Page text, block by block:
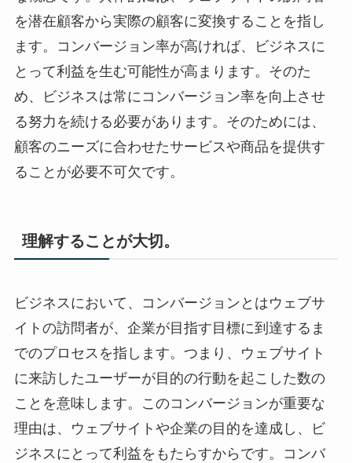
を潜在顧客から実際の顧客に変換することを指し
ます。コンバージョン率が高ければ、ビジネスに
とって利益を生む可能性が高まります。そのた
め、ビジネスは常にコンバージョン率を向上させ
る努力を続ける必要があります。そのためには、
顧客のニーズに合わせたサービスや商品を提供す
ることが必要不可欠です。
理解することが大切。
ビジネスにおいて、コンバージョンとはウェブサ
イトの訪問者が、企業が目指す目標に到達するま
でのプロセスを指します。つまり、ウェブサイト
に来訪したユーザーが目的の行動を起こした数の
ことを意味します。このコンバージョンが重要な
理由は、ウェブサイトや企業の目的を達成し、ビ
ジネスにとって利益をもたらすからです。コンバ